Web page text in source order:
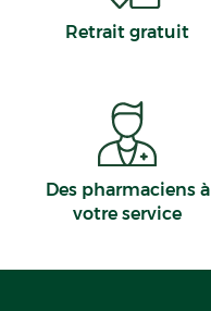
Retrait gratuit
Des pharmaciens à
votre service